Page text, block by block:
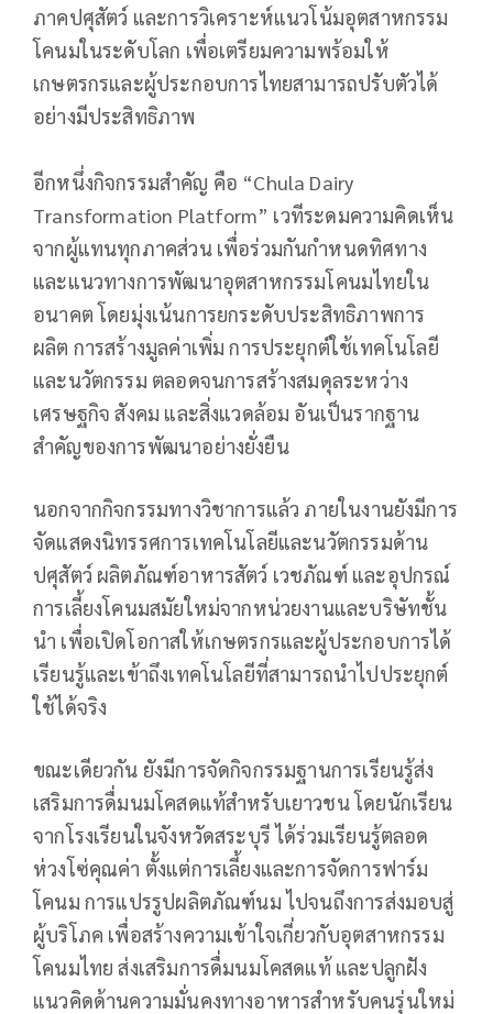
ภาคปศุสัตว์ และการวิเคราะห์แนวโน้มอุตสาหกรรม
โคนมในระดับโลก เพื่อเตรียมความพร้อมให้
เกษตรกรและผู้ประกอบการไทยสามารถปรับตัวได้
อย่างมีประสิทธิภาพ
อีกหนึ่งกิจกรรมสำคัญ คือ “Chula Dairy
Transformation Platform” เวทีระดมความคิดเห็น
จากผู้แทนทุกภาคส่วน เพื่อร่วมกันกำหนดทิศทาง
และแนวทางการพัฒนาอุตสาหกรรมโคนมไทยใน
อนาคต โดยมุ่งเน้นการยกระดับประสิทธิภาพการ
ผลิต การสร้างมูลค่าเพิ่ม การประยุกต์ใช้เทคโนโลยี
และนวัตกรรม ตลอดจนการสร้างสมดุลระหว่าง
เศรษฐกิจ สังคม และสิ่งแวดล้อม อันเป็นรากฐาน
สำคัญของการพัฒนาอย่างยั่งยืน
นอกจากกิจกรรมทางวิชาการแล้ว ภายในงานยังมีการ
จัดแสดงนิทรรศการเทคโนโลยีและนวัตกรรมด้าน
ปศุสัตว์ ผลิตภัณฑ์อาหารสัตว์ เวชภัณฑ์ และอุปกรณ์
การเลี้ยงโคนมสมัยใหม่จากหน่วยงานและบริษัทชั้น
นำ เพื่อเปิดโอกาสให้เกษตรกรและผู้ประกอบการได้
เรียนรู้และเข้าถึงเทคโนโลยีที่สามารถนำไปประยุกต์
ใช้ได้จริง
ขณะเดียวกัน ยังมีการจัดกิจกรรมฐานการเรียนรู้ส่ง
เสริมการดื่มนมโคสดแท้สำหรับเยาวชน โดยนักเรียน
จากโรงเรียนในจังหวัดสระบุรี ได้ร่วมเรียนรู้ตลอด
ห่วงโซ่คุณค่า ตั้งแต่การเลี้ยงและการจัดการฟาร์ม
โคนม การแปรรูปผลิตภัณฑ์นม ไปจนถึงการส่งมอบสู่
ผู้บริโภค เพื่อสร้างความเข้าใจเกี่ยวกับอุตสาหกรรม
โคนมไทย ส่งเสริมการดื่มนมโคสดแท้ และปลูกฝัง
แนวคิดด้านความมั่นคงทางอาหารสำหรับคนรุ่นใหม่